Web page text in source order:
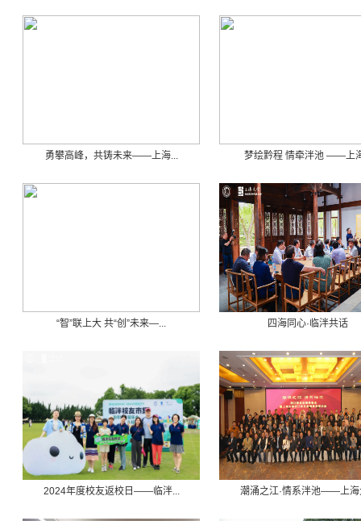
勇攀高峰，共铸未来——上海... 梦绘黔程 情牵泮池 ——上
“智”联上大 共“创”未来—... 四海同心·临泮共话
2024年度校友返校日——临泮... 潮涌之江·情系泮池——上海